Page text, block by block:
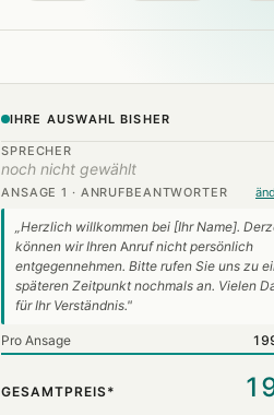
IHRE AUSWAHL BISHER
SPRECHER
noch nicht gewählt
ANSAGE 1 · ANRUFBEANTWORTER
„Herzlich willkommen bei [Ihr Name].
können wir Ihren Anruf nicht persönlich
entgegennehmen. Bitte rufen Sie uns zu
späteren Zeitpunkt nochmals an. Vielen
für Ihr Verständnis."
Pro Ansage
GESAMTPREIS*